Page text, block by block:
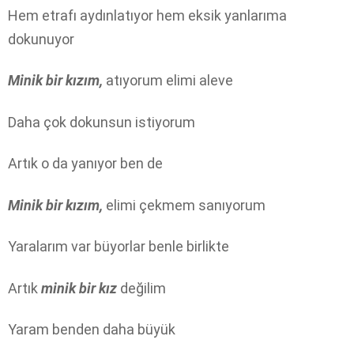
Hem etrafı aydınlatıyor hem eksik yanlarıma
dokunuyor
Minik bir kızım, atıyorum elimi aleve
Daha çok dokunsun istiyorum
Artık o da yanıyor ben de
Minik bir kızım, elimi çekmem sanıyorum
Yaralarım var büyorlar benle birlikte
Artık minik bir kız değilim
Yaram benden daha büyük